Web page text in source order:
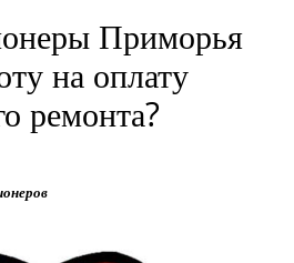
Приморья
на оплату
ремонта?